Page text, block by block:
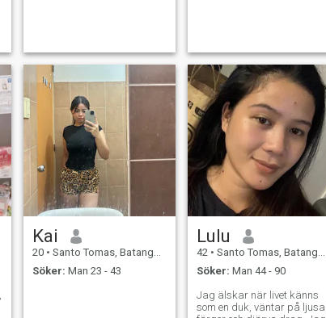
Kai
20 • Santo Tomas, Batangas, Filippinerna
Söker: Man 23 - 43
Lulu
42 • Santo Tomas, Batangas, Filippinerna
Söker: Man 44 - 90
Jag älskar när livet känns
som en duk, väntar på ljusa